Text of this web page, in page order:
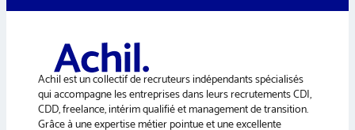
e
Achil est un collectif de recruteurs indépendants spécialisés
qui accompagne les entreprises dans leurs recrutements CDI,
CDD, freelance, intérim qualifié et management de transition.
Grâce à une expertise métier pointue et une excellente